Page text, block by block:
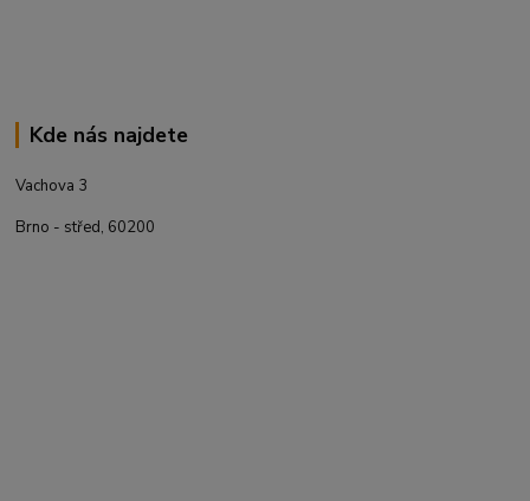
Kde nás najdete
Vachova 3
Brno - střed, 60200